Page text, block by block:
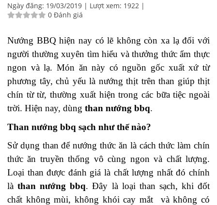
Ngày đăng: 19/03/2019 | Lượt xem: 1922 |
0 Đánh giá
Nướng BBQ hiện nay có lẽ không còn xa lạ đối với
người thường xuyên tìm hiểu và thưởng thức ẩm thực
ngon và lạ. Món ăn này có nguồn gốc xuất xứ từ
phương tây, chủ yếu là nướng thịt trên than giúp thịt
chín từ từ, thường xuất hiện trong các bữa tiệc ngoài
trời. Hiện nay, dùng than nướng bbq.
Than nướng bbq sạch như thế nào?
Sử dụng than để nướng thức ăn là cách thức làm chín
thức ăn truyền thống vô cùng ngon và chất lượng.
Loại than được đánh giá là chất lượng nhất đó chính
làthan nướng bbq. Đây là loại than sạch, khi đốt
chất không mùi, không khói cay mắt và không có